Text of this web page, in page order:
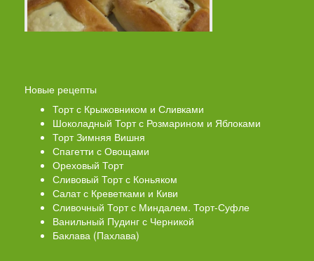
Новые рецепты
Торт с Крыжовником и Сливками
Шоколадный Торт с Розмарином и Яблоками
Торт Зимняя Вишня
Спагетти с Овощами
Ореховый Торт
Сливовый Торт с Коньяком
Салат с Креветками и Киви
Сливочный Торт с Миндалем. Торт-Суфле
Ванильный Пудинг с Черникой
Баклава (Пахлава)